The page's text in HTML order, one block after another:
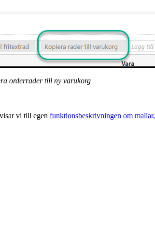
orderrader till ny varukorg
vi till egen funktionsbeskrivningen om mallar,